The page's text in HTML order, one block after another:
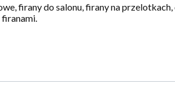
firany do salonu, firany na